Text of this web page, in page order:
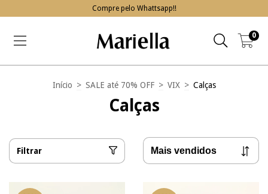
Compre pelo Whattsapp!!
0
Início > SALE até 70% OFF > VIX > Calças
Calças
Filtrar